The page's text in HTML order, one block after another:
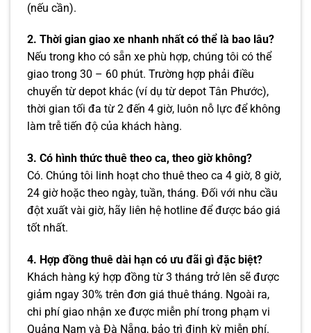
(nếu cần).
2. Thời gian giao xe nhanh nhất có thể là bao lâu?
Nếu trong kho có sẵn xe phù hợp, chúng tôi có thể
giao trong 30 – 60 phút. Trường hợp phải điều
chuyển từ depot khác (ví dụ từ depot Tân Phước),
thời gian tối đa từ 2 đến 4 giờ, luôn nỗ lực để không
làm trễ tiến độ của khách hàng.
3. Có hình thức thuê theo ca, theo giờ không?
Có. Chúng tôi linh hoạt cho thuê theo ca 4 giờ, 8 giờ,
24 giờ hoặc theo ngày, tuần, tháng. Đối với nhu cầu
đột xuất vài giờ, hãy liên hệ hotline để được báo giá
tốt nhất.
4. Hợp đồng thuê dài hạn có ưu đãi gì đặc biệt?
Khách hàng ký hợp đồng từ 3 tháng trở lên sẽ được
giảm ngay 30% trên đơn giá thuê tháng. Ngoài ra,
chi phí giao nhận xe được miễn phí trong phạm vi
Quảng Nam và Đà Nẵng, bảo trì định kỳ miễn phí.